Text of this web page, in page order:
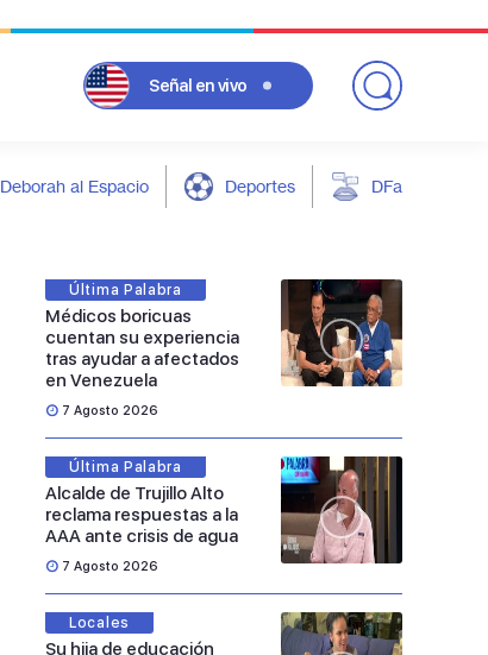
Señal en vivo
Deborah al Espacio Deportes DFarándula
Última Palabra
Médicos boricuas
cuentan su experiencia
tras ayudar a afectados
en Venezuela
7 Agosto 2026
Última Palabra
Alcalde de Trujillo Alto
reclama respuestas a la
AAA ante crisis de agua
7 Agosto 2026
Locales
Su hija de educación